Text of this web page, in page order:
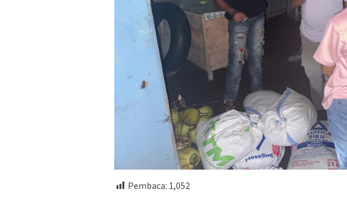
Pembaca: 1,052